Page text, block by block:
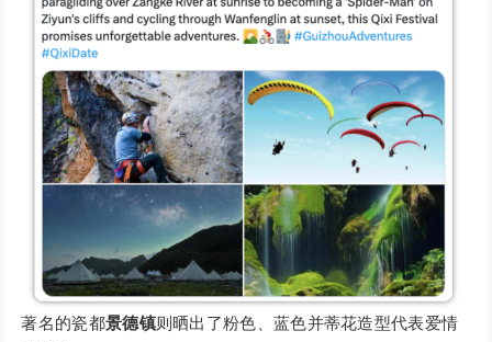
著名的瓷都景德镇则晒出了粉色、蓝色并蒂花造型代表爱情